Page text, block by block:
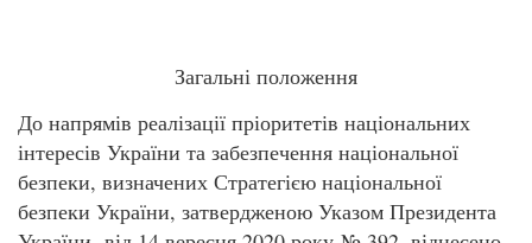
Загальні положення
До напрямів реалізації пріоритетів національних
інтересів України та забезпечення національної
безпеки, визначених Стратегією національної
безпеки України, затвердженою Указом Президента